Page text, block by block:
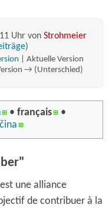
Uhr von Strohmeier
)
| Aktuelle Version
→ (Unterschied)
• ‎ français
•
une alliance
de contribuer à la